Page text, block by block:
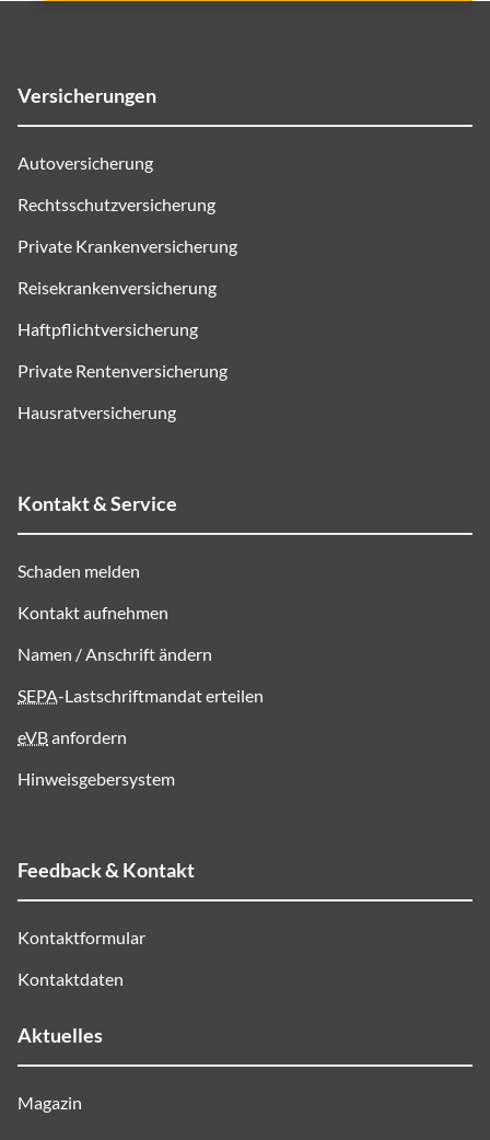
Versicherungen
Autoversicherung
Rechtsschutzversicherung
Private Krankenversicherung
Reisekrankenversicherung
Haftpflichtversicherung
Private Rentenversicherung
Hausratversicherung
Kontakt & Service
Schaden melden
Kontakt aufnehmen
Namen / Anschrift ändern
SEPA-Lastschriftmandat erteilen
eVBanfordern
Hinweisgebersystem
Feedback & Kontakt
Kontaktformular
Kontaktdaten
Aktuelles
Magazin